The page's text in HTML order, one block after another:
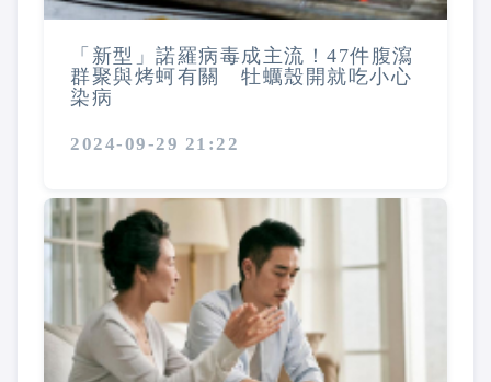
「新型」諾羅病毒成主流！47件腹瀉
群聚與烤蚵有關 牡蠣殼開就吃小心
染病
2024-09-29 21:22